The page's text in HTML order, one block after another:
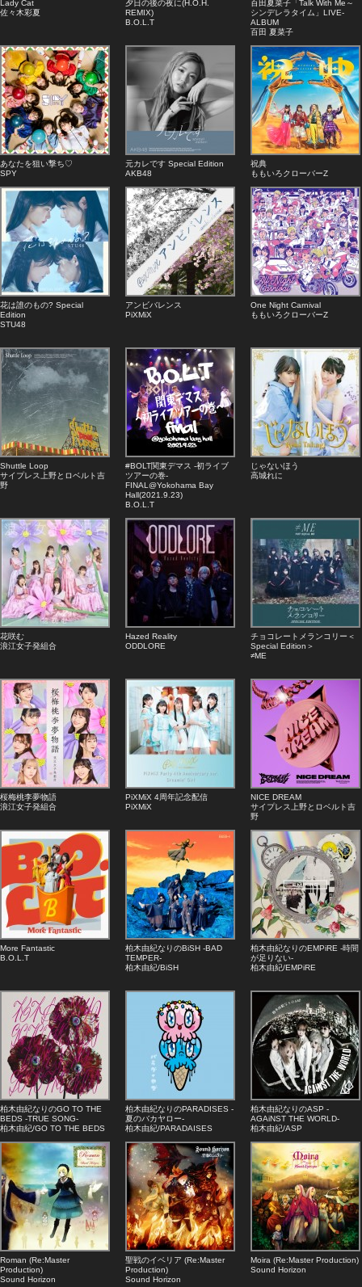
Lady Cat
佐々木彩夏
夕日の後の夜に(H.O.H.
REMIX)
B.O.L.T
百田夏菜子「Talk With Me～
シンデレラタイム」LIVE-
ALBUM
百田 夏菜子
あなたを狙い撃ち♡
SPY
元カレです Special Edition
AKB48
祝典
ももいろクローバーZ
花は誰のもの? Special
Edition
STU48
アンビバレンス
PiXMiX
One Night Carnival
ももいろクローバーZ
Shuttle Loop
サイプレス上野とロベルト吉
野
#BOLT関東デマス -初ライブ
ツアーの巻-
FINAL@Yokohama Bay
Hall(2021.9.23)
B.O.L.T
じゃないほう
高城れに
花咲む
浪江女子発組合
Hazed Reality
ODDLORE
チョコレートメランコリー＜
Special Edition＞
≠ME
桜梅桃李夢物語
浪江女子発組合
PiXMiX 4周年記念配信
PiXMiX
NICE DREAM
サイプレス上野とロベルト吉
野
More Fantastic
B.O.L.T
柏木由紀なりのBiSH -BAD
TEMPER-
柏木由紀/BiSH
柏木由紀なりのEMPiRE -時間
が足りない-
柏木由紀/EMPiRE
柏木由紀なりのGO TO THE
BEDS -TRUE SONG-
柏木由紀/GO TO THE BEDS
柏木由紀なりのPARADISES -
夏のバカヤロー-
柏木由紀/PARADAISES
柏木由紀なりのASP -
AGAiNST THE WORLD-
柏木由紀/ASP
Roman (Re:Master
Production)
Sound Horizon
聖戦のイベリア (Re:Master
Production)
Sound Horizon
Moira (Re:Master Production)
Sound Horizon